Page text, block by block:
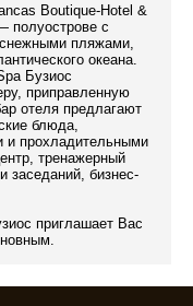
Boutique-Hotel &
полуострове с
пляжами,
океана.
Бузиос
приправленную
отеля предлагают
блюда,
и прохладительными
тренажерный
заседаний, бизнес-
приглашает Вас